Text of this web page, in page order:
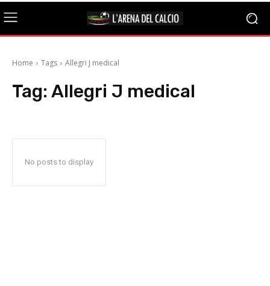
Home Tags Allegri J medical
Tag: Allegri J medical
No posts to display